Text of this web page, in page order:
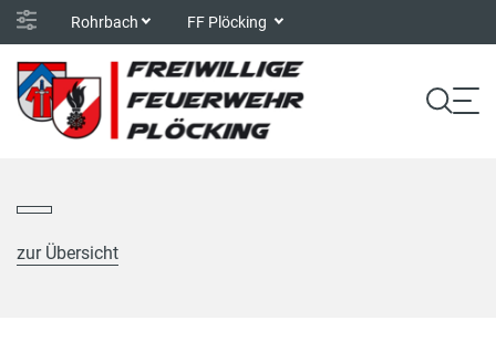
Rohrbach FF Plöcking
zur Übersicht